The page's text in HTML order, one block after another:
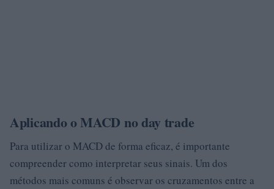
Aplicando o MACD no day trade
Para utilizar o MACD de forma eficaz, é importante
compreender como interpretar seus sinais. Um dos
métodos mais comuns é observar os cruzamentos entre a